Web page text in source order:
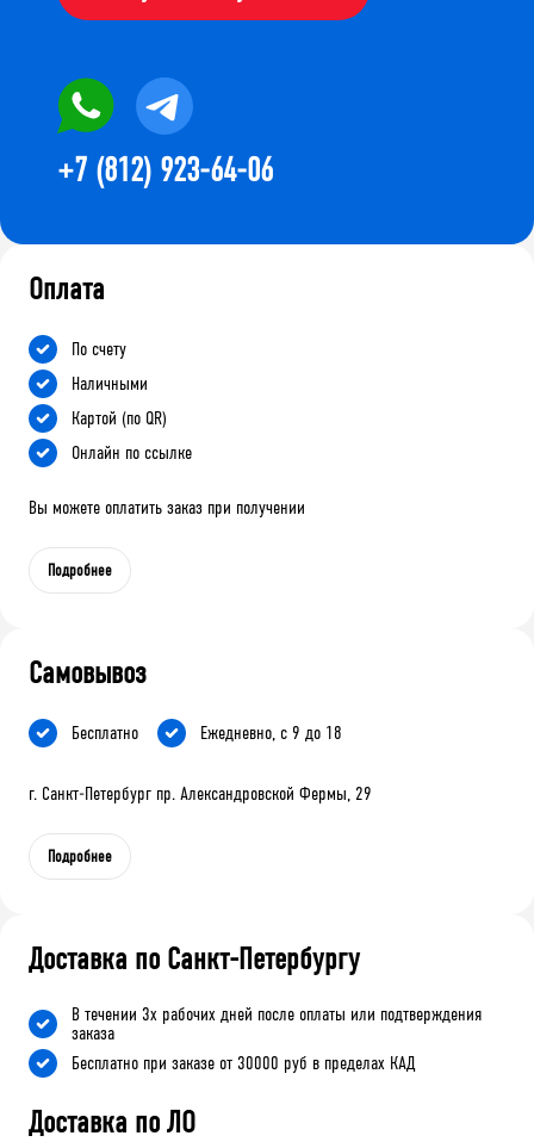
+7 (812) 923-64-06
Оплата
По счету
Наличными
Картой (по QR)
Онлайн по ссылке
Вы можете оплатить заказ при получении
Подробнее
Самовывоз
Бесплатно Ежедневно, с 9 до 18
г. Санкт-Петербург пр. Александровской Фермы, 29
Подробнее
Доставка по Санкт-Петербургу
В течении 3х рабочих дней после оплаты или подтверждения
заказа
Бесплатно при заказе от 30000 руб в пределах КАД
Доставка по ЛО